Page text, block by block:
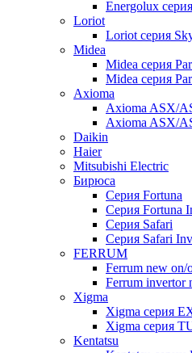
Energolux
Loriot
Loriot серия
Midea
Midea серия
Midea серия
Axioma
Axioma ASX/
Axioma ASX/
Daikin
Haier
Mitsubishi Electric
Бирюса
Серия Fortuna
Серия Fortuna
Серия Safari
Серия Safari
FERRUM
Ferrum new on/
Ferrum invertor
Xigma
Xigma серия
Xigma серия
Kentatsu